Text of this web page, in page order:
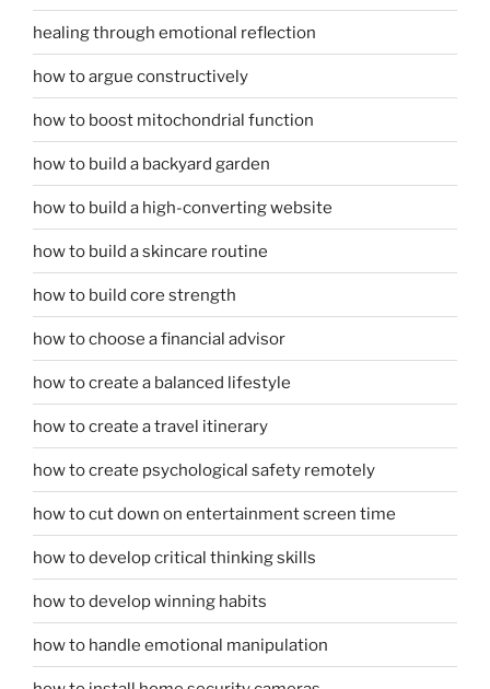
healing through emotional reflection
how to argue constructively
how to boost mitochondrial function
how to build a backyard garden
how to build a high-converting website
how to build a skincare routine
how to build core strength
how to choose a financial advisor
how to create a balanced lifestyle
how to create a travel itinerary
how to create psychological safety remotely
how to cut down on entertainment screen time
how to develop critical thinking skills
how to develop winning habits
how to handle emotional manipulation